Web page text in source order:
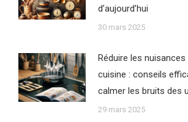
d’aujourd’hui
30 mars 2025
Réduire les
cuisine : conseils
calmer les bruits des
29 mars 2025